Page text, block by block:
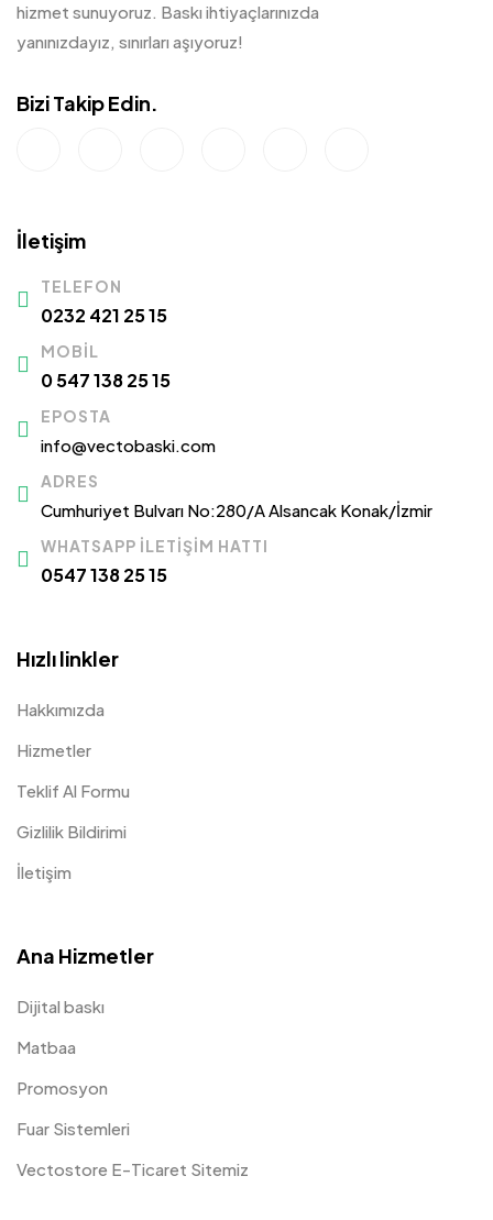
hizmet sunuyoruz. Baskı ihtiyaçlarınızda
yanınızdayız, sınırları aşıyoruz!
Bizi Takip Edin.
İletişim
TELEFON
0232 421 25 15
MOBIL
0 547 138 25 15
EPOSTA
info@vectobaski.com
ADRES
Cumhuriyet Bulvarı No:280/A Alsancak Konak/İzmir
WHATSAPP İLETIŞIM HATTI
0547 138 25 15
Hızlı linkler
Hakkımızda
Hizmetler
Teklif Al Formu
Gizlilik Bildirimi
İletişim
Ana Hizmetler
Dijital baskı
Matbaa
Promosyon
Fuar Sistemleri
Vectostore E-Ticaret Sitemiz